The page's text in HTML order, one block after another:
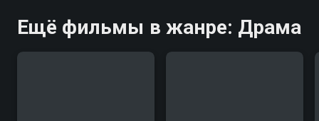
Ещё фильмы в жанре: Драма